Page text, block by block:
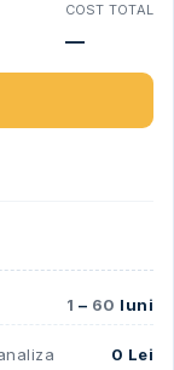
COST TOTAL
—
1 – 60 luni
0 Lei